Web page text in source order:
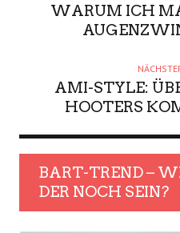
WARUM ICH
AMI-STYLE:
HOOTERS
BART-TREND –
DER NOCH SEIN?